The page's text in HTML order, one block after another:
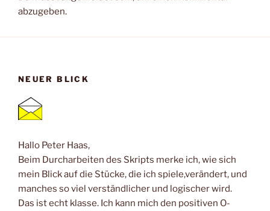
abzugeben.
NEUER BLICK
Hallo Peter Haas,
Beim Durcharbeiten des Skripts merke ich, wie sich
mein Blick auf die Stücke, die ich spiele,verändert, und
manches so viel verständlicher und logischer wird.
Das ist echt klasse. Ich kann mich den positiven O-